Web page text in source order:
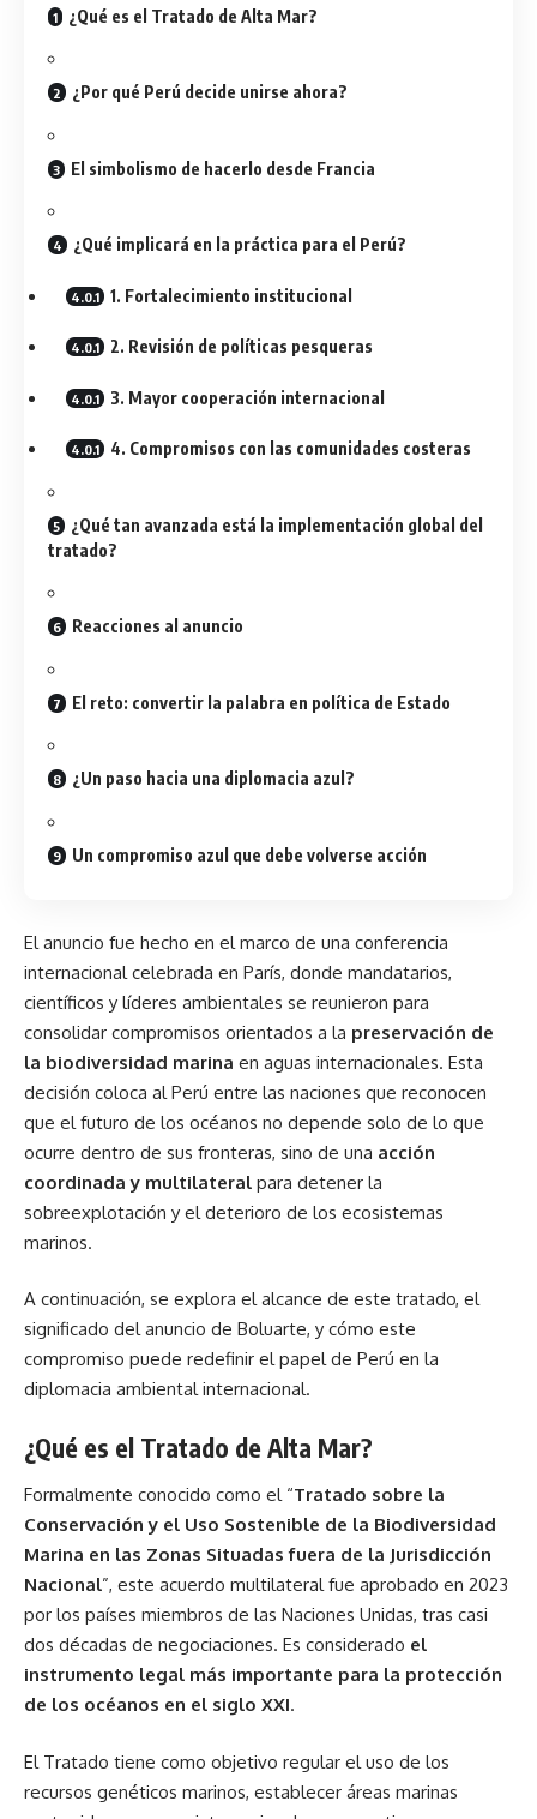
¿Qué es el Tratado de Alta Mar?
¿Por qué Perú decide unirse ahora?
El simbolismo de hacerlo desde Francia
¿Qué implicará en la práctica para el Perú?
1. Fortalecimiento institucional
2. Revisión de políticas pesqueras
3. Mayor cooperación internacional
4. Compromisos con las comunidades costeras
¿Qué tan avanzada está la implementación global del
tratado?
Reacciones al anuncio
El reto: convertir la palabra en política de Estado
¿Un paso hacia una diplomacia azul?
Un compromiso azul que debe volverse acción
El anuncio fue hecho en el marco de una conferencia
internacional celebrada en París, donde mandatarios,
científicos y líderes ambientales se reunieron para
consolidar compromisos orientados a la preservación de
la biodiversidad marina en aguas internacionales. Esta
decisión coloca al Perú entre las naciones que reconocen
que el futuro de los océanos no depende solo de lo que
ocurre dentro de sus fronteras, sino de una acción
coordinada y multilateral para detener la
sobreexplotación y el deterioro de los ecosistemas
marinos.
A continuación, se explora el alcance de este tratado, el
significado del anuncio de Boluarte, y cómo este
compromiso puede redefinir el papel de Perú en la
diplomacia ambiental internacional.
¿Qué es el Tratado de Alta Mar?
Formalmente conocido como el “Tratado sobre la
Conservación y el Uso Sostenible de la Biodiversidad
Marina en las Zonas Situadas fuera de la Jurisdicción
Nacional”, este acuerdo multilateral fue aprobado en 2023
por los países miembros de las Naciones Unidas, tras casi
dos décadas de negociaciones. Es considerado el
instrumento legal más importante para la protección
de los océanos en el siglo XXI.
El Tratado tiene como objetivo regular el uso de los
recursos genéticos marinos, establecer áreas marinas